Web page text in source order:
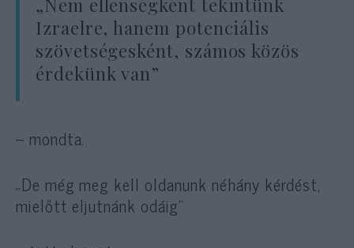
Izraelre, hanem potenciális
szövetségesként, számos közös
érdekünk van”
– mondta.
„De még meg kell oldanunk néhány kérdést,
mielőtt eljutnánk odáig”